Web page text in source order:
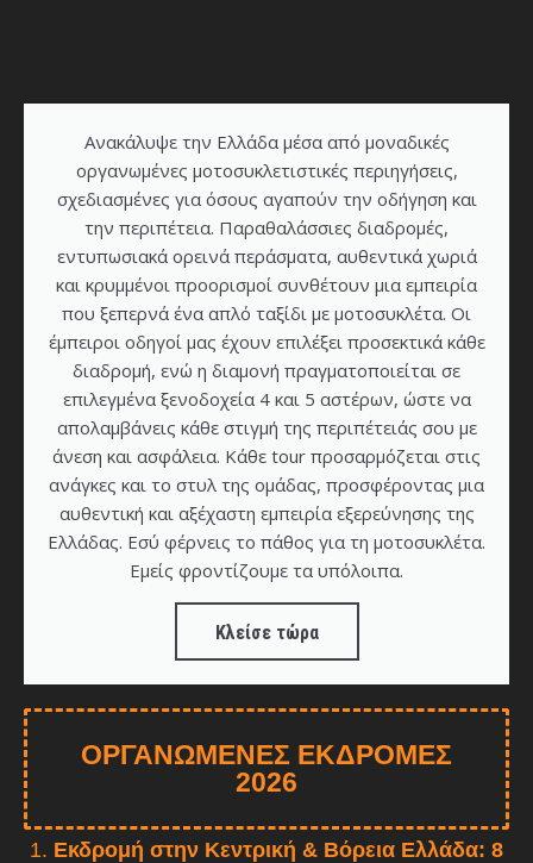
Ανακάλυψε την Ελλάδα μέσα από μοναδικές
οργανωμένες μοτοσυκλετιστικές περιηγήσεις,
σχεδιασμένες για όσους αγαπούν την οδήγηση και
την περιπέτεια. Παραθαλάσσιες διαδρομές,
εντυπωσιακά ορεινά περάσματα, αυθεντικά χωριά
και κρυμμένοι προορισμοί συνθέτουν μια εμπειρία
που ξεπερνά ένα απλό ταξίδι με μοτοσυκλέτα. Οι
έμπειροι οδηγοί μας έχουν επιλέξει προσεκτικά κάθε
διαδρομή, ενώ η διαμονή πραγματοποιείται σε
επιλεγμένα ξενοδοχεία 4 και 5 αστέρων, ώστε να
απολαμβάνεις κάθε στιγμή της περιπέτειάς σου με
άνεση και ασφάλεια. Κάθε tour προσαρμόζεται στις
ανάγκες και το στυλ της ομάδας, προσφέροντας μια
αυθεντική και αξέχαστη εμπειρία εξερεύνησης της
Ελλάδας. Εσύ φέρνεις το πάθος για τη μοτοσυκλέτα.
Εμείς φροντίζουμε τα υπόλοιπα.
Κλείσε τώρα
ΟΡΓΑΝΩΜΈΝΕΣ ΕΚΔΡΟΜΈΣ
2026
1. Εκδρομή στην Κεντρική & Βόρεια Ελλάδα: 8